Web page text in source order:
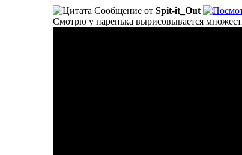
Сообщение от Spit-it_Out
Смотрю у паренька вырисовывается